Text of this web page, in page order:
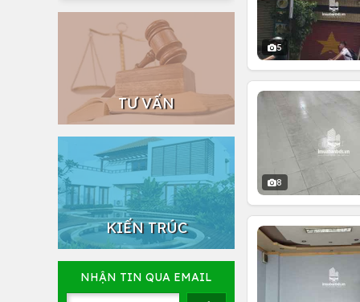
TƯ VẤN
KIẾN TRÚC
NHẬN TIN QUA EMAIL
5
8